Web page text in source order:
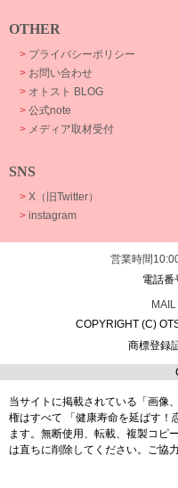
OTHER
> プライバシーポリシー
> お問い合わせ
> オトスト BLOG
> 公式note
> メディア取材受付
SNS
> X（旧Twitter）
> instagram
営業時間
電話番
MAIL
COPYRIGHT (C)
商標登録
当サイトに掲載されている「画像
権はすべて 「健康寿命を延ばす！
ます。 無断使用、転載、複製コピ
は直ちに削除してください。ご協